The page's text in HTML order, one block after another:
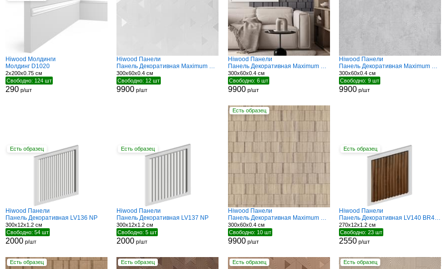
Hiwood Молдинги
Молдинг D1020
2x200x0.75 см
Свободно: 124 шт
290р/шт
Hiwood Панели
Панель Декоративная Maximum DM629 W14
300x60x0.4 см
Свободно: 12 шт
9900 р/шт
Hiwood Панели
Панель Декоративная Maximum DM626 BU7
300x60x0.4 см
Свободно: 6 шт
9900р/шт
Hiwood Панели
Панель Декоративная Maximum DM625 GR36
300x60x0.4 см
Свободно: 9 шт
9900 р/шт
Есть образец
Hiwood Панели
Панель Декоративная LV136 NP
300x12x1.2 см
Свободно: 54 шт
2000р/шт
Есть образец
Hiwood Панели
Панель Декоративная LV137 NP
300x12x1.2 см
Свободно: 5 шт
2000 р/шт
Есть образец
Hiwood Панели
Панель Декоративная Maximum DM626 BR50
300x60x0.4 см
Свободно: 10 шт
9900р/шт
Есть образец
Hiwood Панели
Панель Декоративная LV140 BR489G
270x12x1.2 см
Свободно: 23 шт
2550 р/шт
Есть образец Есть образец Есть образец Есть образец